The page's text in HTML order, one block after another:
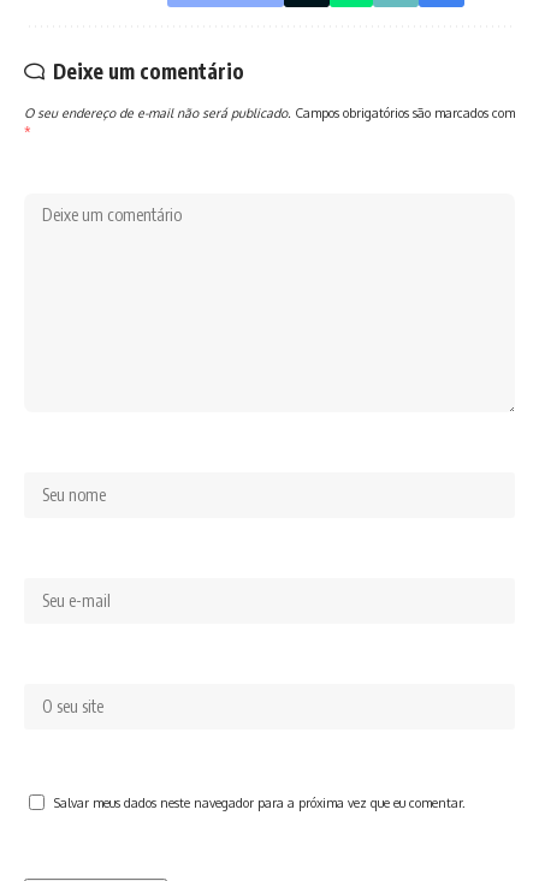
Deixe um comentário
O seu endereço de e-mail não será publicado. Campos obrigatórios são marcados com
*
Salvar meus dados neste navegador para a próxima vez que eu comentar.